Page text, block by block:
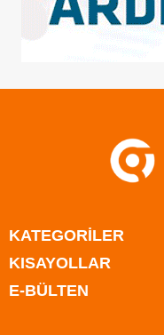
KATEGORİLER
Anasayfa
Kıbrıs
KISAYOLLAR
E-BÜLTEN